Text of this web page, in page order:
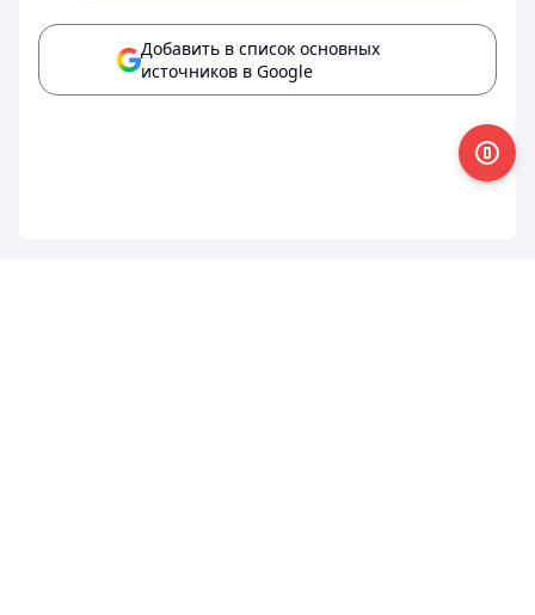
Добавить в список основных
источников в Google